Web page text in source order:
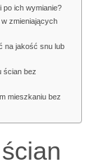
po ich wymianie?
zmieniających
na jakość snu lub
ścian bez
mieszkaniu bez